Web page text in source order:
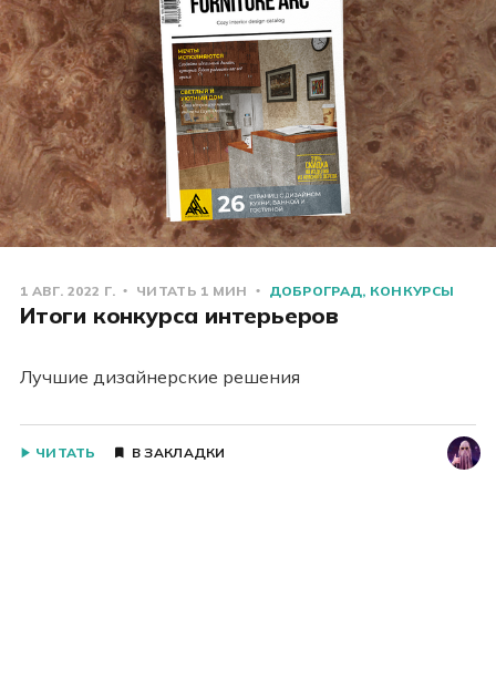
1 АВГ. 2022 Г. ЧИТАТЬ 1 МИН ДОБРОГРАД КОНКУРСЫ
Итоги конкурса интерьеров
Лучшие дизайнерские решения
ЧИТАТЬ В ЗАКЛАДКИ